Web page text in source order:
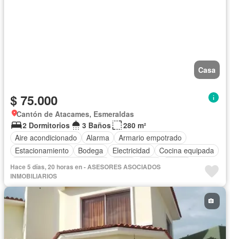
Casa
$ 75.000
Cantón de Atacames, Esmeraldas
2 Dormitorios
3 Baños
280 m²
Aire acondicionado
Alarma
Armario empotrado
Estacionamiento
Bodega Electricidad
Cocina equipada
Internet
Vista panorámica Agua Patio
Cocina integral
Completamente amoblado
Hace 5 días, 20 horas en - ASESORES ASOCIADOS
INMOBILIARIOS